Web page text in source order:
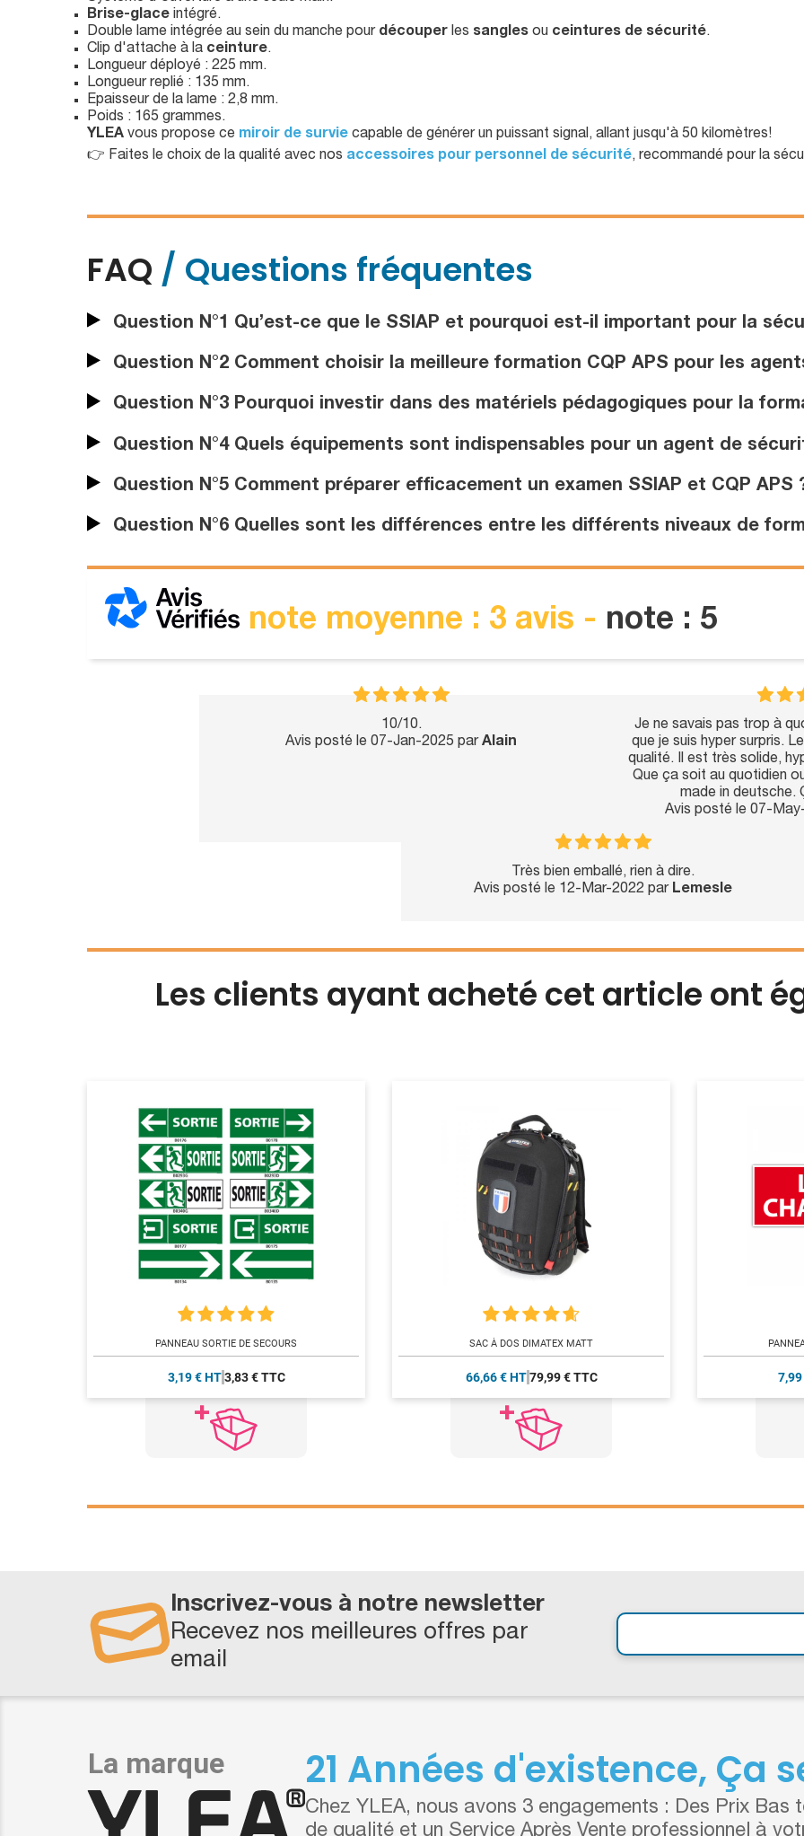
Brise-glace intégré.
Double lame intégrée au sein du manche pour découper les sangles ou ceintures de sécurité.
Clip d'attache à la ceinture.
Longueur déployé : 225 mm.
Longueur replié : 135 mm.
Epaisseur de la lame : 2,8 mm.
Poids : 165 grammes.
YLEA vous propose ce miroir de survie capable de générer un puissant signal, allant jusqu'à 50 kilomètres!
👉 Faites le choix de la qualité avec nos accessoires pour personnel de sécurité, recommandé pour la
FAQ / Questions fréquentes
Question N°1 Qu’est-ce que le SSIAP et pourquoi est-il important pour la
Question N°2 Comment choisir la meilleure formation CQP APS pour les
Question N°3 Pourquoi investir dans des matériels pédagogiques pour la
Question N°4 Quels équipements sont indispensables pour un agent de
Question N°5 Comment préparer efficacement un examen SSIAP et CQP APS
Question N°6 Quelles sont les différences entre les différents niveaux de
note moyenne : 3 avis - note : 5
10/10.
Avis posté le 07-Jan-2025 parAlain
Je ne savais pas trop à
que je suis hyper surpris.
qualité. Il est très solide,
Que ça soit au quotidien
made in deutsche.
Avis posté le 07-
Très bien emballé, rien à dire.
Avis posté le 12-Mar-2022 par Lemesle
Les clients ayant acheté cet article ont
PANNEAU SORTIE DE SECOURS
3,19 € HT 3,83 € TTC
SAC À DOS DIMATEX MATT
66,66 € HT 79,99 € TTC
Inscrivez-vous à notre newsletter
Recevez nos meilleures offres par
email
21 Années d'existence, Ça
Chez YLEA, nous avons 3 engagements : Des Prix Bas
de qualité et un Service Après Vente professionnel à